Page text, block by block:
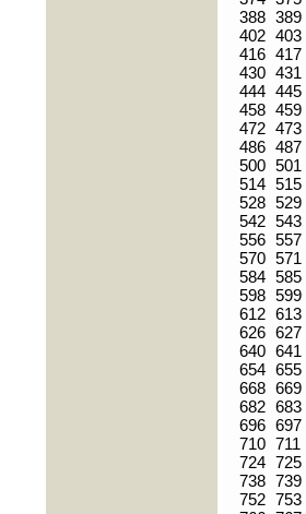
388 389
402 403
416 417
430 431
444 445
458 459
472 473
486 487
500 501
514 515
528 529
542 543
556 557
570 571
584 585
598 599
612 613
626 627
640 641
654 655
668 669
682 683
696 697
710 711
724 725
738 739
752 753